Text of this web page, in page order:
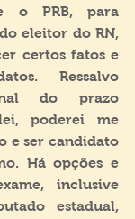
o PRB, para
eleitor do RN,
certos fatos e
Ressalvo
do prazo
poderei me
e ser candidato
Há opções e
inclusive
estadual,